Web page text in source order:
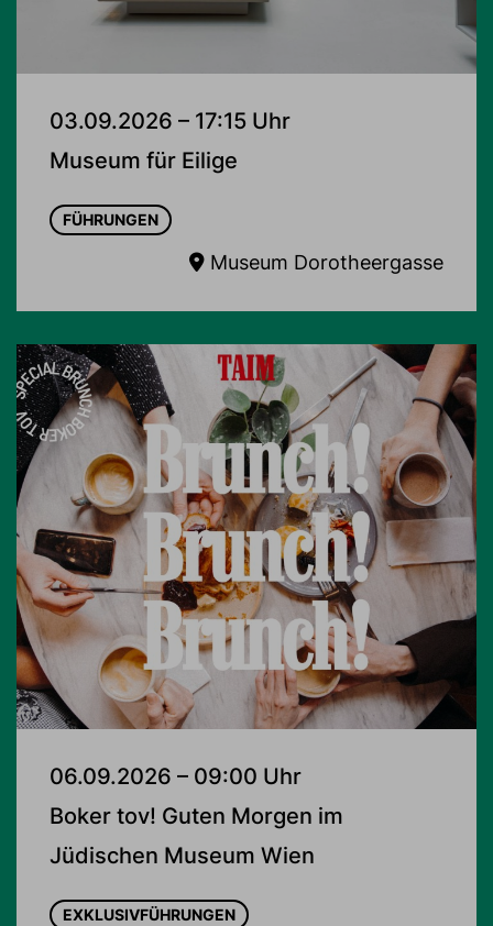
03.09.2026 – 17:15 Uhr
Museum für Eilige
FÜHRUNGEN
Museum Dorotheergasse
06.09.2026 – 09:00 Uhr
Boker tov! Guten Morgen im
Jüdischen Museum Wien
EXKLUSIVFÜHRUNGEN